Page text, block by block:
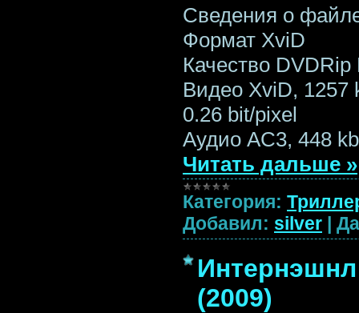
Сведения о
Формат XviD
Качество DVDRip
Видео XviD, 1257
0.26 bit/pixel
Аудио AC3, 448
Читать дальше »
Категория:
Добавил: silver |
(2009)